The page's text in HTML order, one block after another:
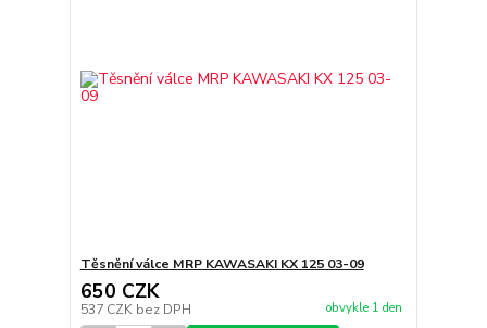
Těsnění válce MRP KAWASAKI KX 125 03-09
650 CZK
537 CZK bez DPH obvykle 1 den